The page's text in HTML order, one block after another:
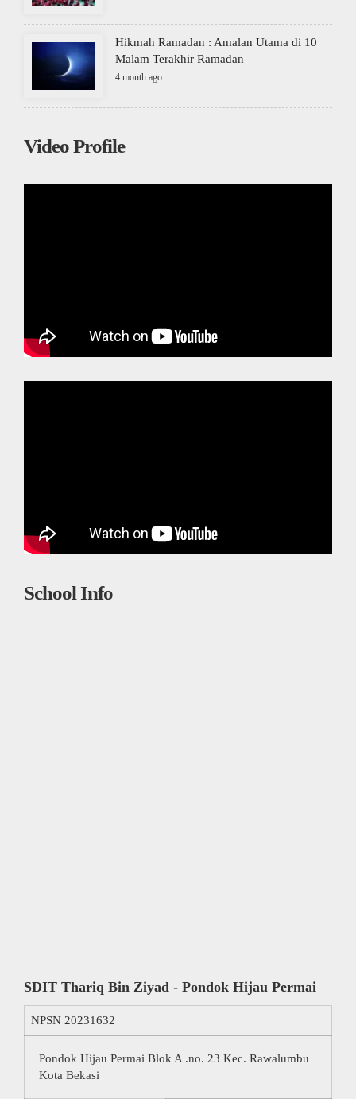
Hikmah Ramadan : Amalan Utama di 10
Malam Terakhir Ramadan
4 month ago
Video Profile
School Info
SDIT Thariq Bin Ziyad - Pondok Hijau Permai
NPSN 20231632
Pondok Hijau Permai Blok A .no. 23 Kec. Rawalumbu
Kota Bekasi